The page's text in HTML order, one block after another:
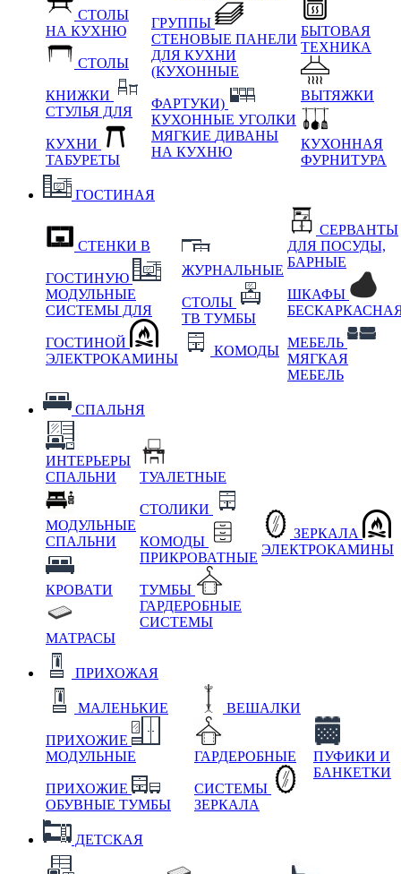
СТОЛЫ
НА КУХНЮ
СТОЛЫ
КНИЖКИ
СТУЛЬЯ ДЛЯ
КУХНИ
ТАБУРЕТЫ
ГРУППЫ
СТЕНОВЫЕ ПАНЕЛИ
ДЛЯ КУХНИ
(КУХОННЫЕ
ФАРТУКИ)
КУХОННЫЕ УГОЛКИ
МЯГКИЕ ДИВАНЫ
НА КУХНЮ
БЫТОВАЯ
ТЕХНИКА
ВЫТЯЖКИ
КУХОННАЯ
ФУРНИТУРА
ГОСТИНАЯ
СТЕНКИ В
ГОСТИНУЮ
МОДУЛЬНЫЕ
СИСТЕМЫ ДЛЯ
ГОСТИНОЙ
ЭЛЕКТРОКАМИНЫ
ЖУРНАЛЬНЫЕ
СТОЛЫ
ТВ ТУМБЫ
КОМОДЫ
СЕРВАНТЫ
ДЛЯ ПОСУДЫ,
БАРНЫЕ
ШКАФЫ
МЕБЕЛЬ
МЯГКАЯ
МЕБЕЛЬ
СПАЛЬНЯ
ИНТЕРЬЕРЫ
СПАЛЬНИ
МОДУЛЬНЫЕ
СПАЛЬНИ
КРОВАТИ
МАТРАСЫ
ТУАЛЕТНЫЕ
СТОЛИКИ
КОМОДЫ
ПРИКРОВАТНЫЕ
ТУМБЫ
ГАРДЕРОБНЫЕ
СИСТЕМЫ
ЗЕРКАЛА
ЭЛЕКТРОКАМИНЫ
ПРИХОЖАЯ
МАЛЕНЬКИЕ
ПРИХОЖИЕ
МОДУЛЬНЫЕ
ПРИХОЖИЕ
ОБУВНЫЕ ТУМБЫ
ВЕШАЛКИ
ГАРДЕРОБНЫЕ
СИСТЕМЫ
ЗЕРКАЛА
ПУФИКИ И
БАНКЕТКИ
ДЕТСКАЯ